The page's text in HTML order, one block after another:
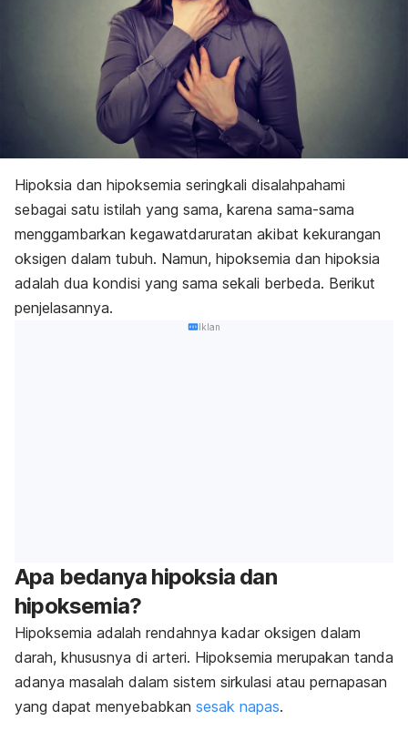
Hipoksia dan hipoksemia seringkali disalahpahami
sebagai satu istilah yang sama, karena sama-sama
menggambarkan kegawatdaruratan akibat kekurangan
oksigen dalam tubuh. Namun, hipoksemia dan hipoksia
adalah dua kondisi yang sama sekali berbeda. Berikut
penjelasannya.
Iklan
Apa bedanya hipoksia dan
hipoksemia?
Hipoksemia adalah rendahnya kadar oksigen dalam
darah, khususnya di arteri. Hipoksemia merupakan tanda
adanya masalah dalam sistem sirkulasi atau pernapasan
yang dapat menyebabkan sesak napas.